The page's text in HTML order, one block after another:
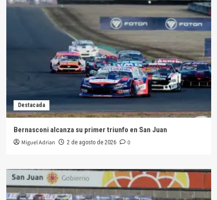
Destacada
Bernasconi alcanza su primer triunfo en San Juan
Miguel Adrian 2 de agosto de 2026 0